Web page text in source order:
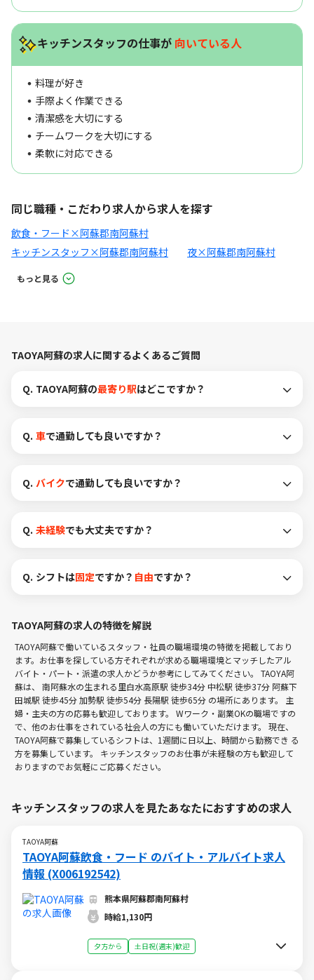
キッチンスタッフの仕事が 向いている人
料理が好き
手際よく作業できる
清潔感を大切にする
チームワークを大切にする
柔軟に対応できる
同じ職種・こだわり求人から求人を探す
飲食・フード×阿蘇郡南阿蘇村
キッチンスタッフ×阿蘇郡南阿蘇村
夜×阿蘇郡南阿蘇村
もっと見る
TAOYA阿蘇の求人に関するよくあるご質問
Q. TAOYA阿蘇の最寄り駅はどこですか？
Q. 車で通勤しても良いですか？
Q. バイクで通勤しても良いですか？
Q. 未経験でも大丈夫ですか？
Q. シフトは固定ですか？ 自由ですか？
TAOYA阿蘇の求人の特徴を解説
TAOYA阿蘇で働いているスタッフ・社員の職場環境の特徴を掲載しており
ます。お仕事を探している方それぞれが求める職場環境とマッチしたアル
バイト・パート・派遣の求人かどうか参考にしてみてください。 TAOYA阿
蘇は、 南阿蘇水の生まれる里白水高原駅 徒歩34分 中松駅 徒歩37分 阿蘇下
田城駅 徒歩45分加勢駅 徒歩54分 長陽駅 徒歩65分 の場所にあります。 主
婦・主夫の方の応募も歓迎しております。 Wワーク・副業OKの職場ですの
で、他のお仕事をされている社会人の方にも働いていただけます。 現在、
TAOYA阿蘇で募集しているシフトは、1週間に日以上、時間から勤務でき る
方を募集しています。 キッチンスタッフのお仕事が未経験の方も歓迎して
おりますのでお気軽にご応募ください。
キッチンスタッフの求人を見たあなたにおすすめの求人
TAOYA阿蘇
TAOYA阿蘇飲食・フード のバイト・アルバイト求人
情報 (X006192542)
熊本県阿蘇郡南阿蘇村
時給1,130円
夕方から 土日祝(週末)歓迎